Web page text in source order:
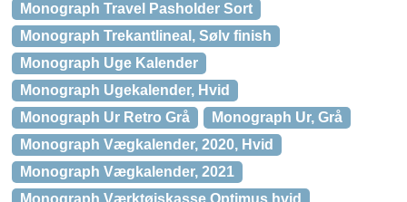
Monograph Travel Pasholder Sort
Monograph Trekantlineal, Sølv finish
Monograph Uge Kalender
Monograph Ugekalender, Hvid
Monograph Ur Retro Grå
Monograph Ur, Grå
Monograph Vægkalender, 2020, Hvid
Monograph Vægkalender, 2021
Monograph Værktøjskasse Optimus hvid